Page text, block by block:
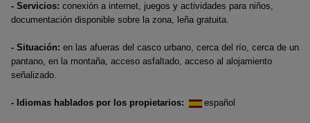
- Servicios: conexión a internet, juegos y actividades para niños,
documentación disponible sobre la zona, leña gratuita.
- Situación: en las afueras del casco urbano, cerca del río, cerca de un
pantano, en la montaña, acceso asfaltado, acceso al alojamiento
señalizado.
- Idiomas hablados por los propietarios: español